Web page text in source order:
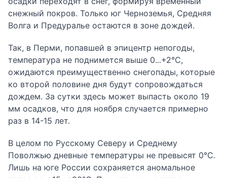
снежный покров. Только юг Черноземья, Средняя
Волга и Предуралье остаются в зоне дождей.
Так, в Перми, попавшей в эпицентр непогоды,
температура не поднимется выше 0...+2°С,
ожидаются преимущественно снегопады, которые
ко второй половине дня будут сопровождаться
дождем. За сутки здесь может выпасть около 19
мм осадков, что для ноября случается примерно
раз в 14-15 лет.
В целом по Русскому Северу и Среднему
Поволжью дневные температуры не превысят 0°С.
Лишь на юге России сохраняется аномальное